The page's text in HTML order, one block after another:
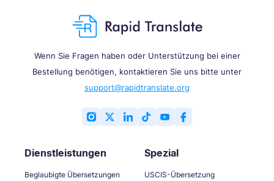
Wenn Sie Fragen haben oder Unterstützung bei einer
Bestellung benötigen, kontaktieren Sie uns bitte unter
support@rapidtranslate.org
Dienstleistungen
Beglaubigte Übersetzungen
Spezial
USCIS-Übersetzung